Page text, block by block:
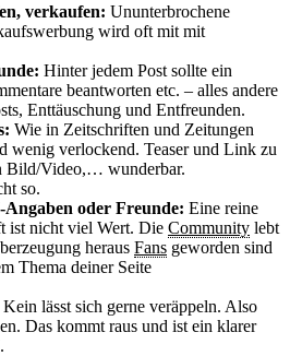
verkaufen: Ununterbrochene
wird oft mit mit
Hinter jedem Post sollte ein
beantworten etc. – alles andere
Enttäuschung und Entfreunden.
Wie in Zeitschriften und Zeitungen
wenig verlockend. Teaser und Link zu
Bild/Video,… wunderbar.
so.
oder Freunde: Eine reine
ist nicht viel Wert. Die Community lebt
heraus Fans geworden sind
Thema deiner Seite
Kein lässt sich gerne veräppeln. Also
Das kommt raus und ist ein klarer